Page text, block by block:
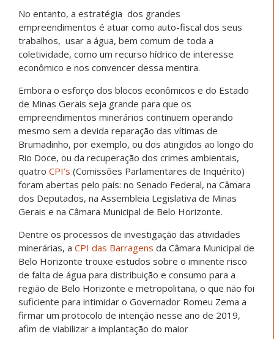
No entanto, a estratégia dos grandes
empreendimentos é atuar como auto-fiscal dos seus
trabalhos, usar a água, bem comum de toda a
coletividade, como um recurso hídrico de interesse
econômico e nos convencer dessa mentira.
Embora o esforço dos blocos econômicos e do Estado
de Minas Gerais seja grande para que os
empreendimentos minerários continuem operando
mesmo sem a devida reparação das vítimas de
Brumadinho, por exemplo, ou dos atingidos ao longo do
Rio Doce, ou da recuperação dos crimes ambientais,
quatro CPI’s (Comissões Parlamentares de Inquérito)
foram abertas pelo país: no Senado Federal, na Câmara
dos Deputados, na Assembleia Legislativa de Minas
Gerais e na Câmara Municipal de Belo Horizonte.
Dentre os processos de investigação das atividades
minerárias, a CPI das Barragens da Câmara Municipal de
Belo Horizonte trouxe estudos sobre o iminente risco
de falta de água para distribuição e consumo para a
região de Belo Horizonte e metropolitana, o que não foi
suficiente para intimidar o Governador Romeu Zema a
firmar um protocolo de intenção nesse ano de 2019,
afim de viabilizar a implantação do maior